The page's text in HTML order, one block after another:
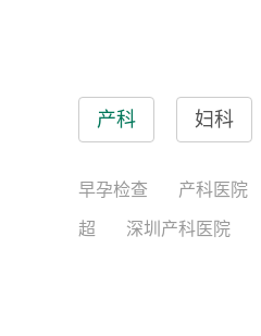
产科 妇科
早孕检查 产科医院
超 深圳产科医院